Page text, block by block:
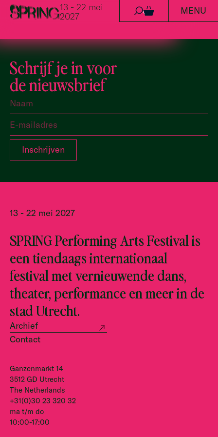
Ga naar de inhoud
13 - 22 mei
2027
0 MENU
Schrijf je in voor
de nieuwsbrief
13 - 22 mei 2027
SPRING Performing Arts Festival is
een tiendaags internationaal
festival met vernieuwende dans,
theater, performance en meer in de
stad Utrecht.
Archief
Contact
Ganzenmarkt 14
3512 GD Utrecht
The Netherlands
+31(0)30 23 320 32
ma t/m do
10:00-17:00